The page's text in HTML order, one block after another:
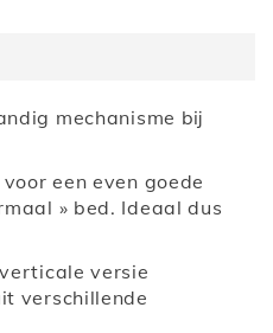
mechanisme bij
een even goede
» bed. Ideaal dus
versie
verschillende